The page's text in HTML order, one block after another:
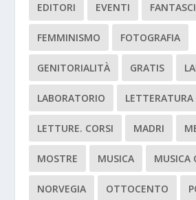
EDITORI EVENTI
FEMMINISMO FOTOGRAFIA
GENITORIALITÀ GRATIS
LABORATORIO LETTERATURA
LETTURE. CORSI MADRI
MOSTRE MUSICA MUSICA
NORVEGIA OTTOCENTO